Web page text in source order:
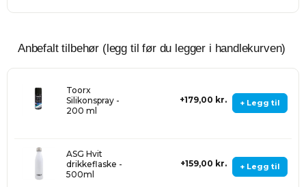
Anbefalt tilbehør (legg til før du legger i handlekurven)
+ Legg til
Toorx
Silikonspray -
200 ml
179,00 kr.
+ Legg til
ASG Hvit
drikkeflaske -
500ml
159,00 kr.